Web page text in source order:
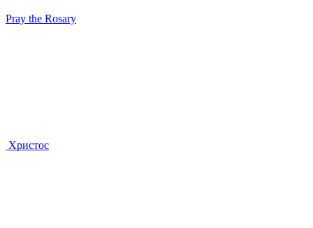
Pray the Rosary
Христос